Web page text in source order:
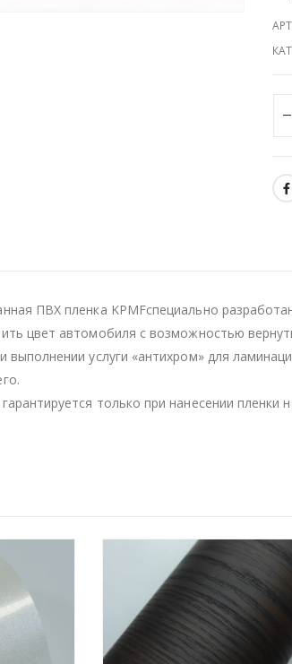
ПВХ пленка KPMFспециально
цвет автомобиля с возможностью
выполнении услуги «антихром» для
только при нанесении пленки